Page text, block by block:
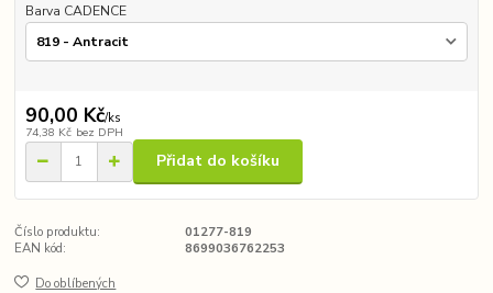
Barva CADENCE
90,00 Kč/ks
74,38 Kč bez DPH
Přidat do košíku
Číslo produktu:
01277-819
EAN kód:
8699036762253
Do oblíbených